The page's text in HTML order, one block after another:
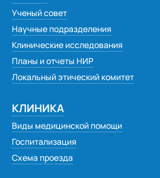
Ученый совет
Научные подразделения
Клинические исследования
Планы и отчеты НИР
Локальный этический комитет
КЛИНИКА
Виды медицинской помощи
Госпитализация
Схема проезда